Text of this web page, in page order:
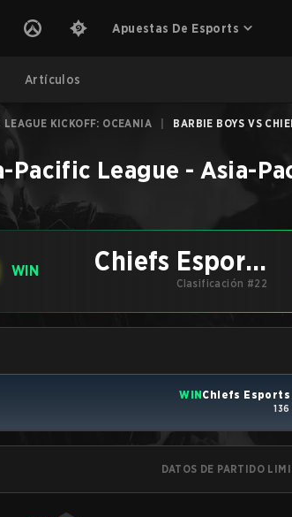
Apuestas De Esports
Artículos
KICKOFF: OCEANIA BARBIE BOYS VS
Pacific League - Asia-
WIN
Chiefs Esports
Club
Clasificación #22
WINChiefs Esports
DATOS DE PARTIDO